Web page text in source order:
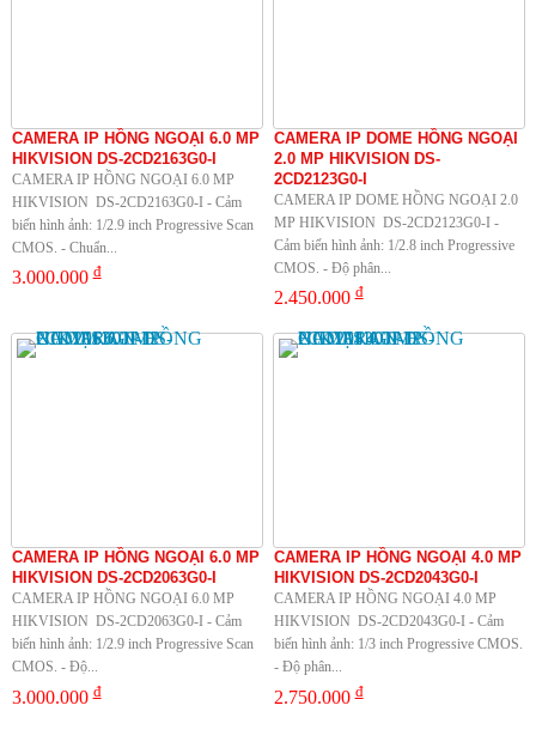
CAMERA IP HỒNG NGOẠI 6.0 MP
HIKVISION DS-2CD2163G0-I
CAMERA IP HỒNG NGOẠI 6.0 MP
HIKVISION DS-2CD2163G0-I - Cảm
biến hình ảnh: 1/2.9 inch Progressive Scan
CMOS. - Chuẩn...
3.000.000đ
CAMERA IP DOME HỒNG NGOẠI
2.0 MP HIKVISION DS-
2CD2123G0-I
CAMERA IP DOME HỒNG NGOẠI 2.0
MP HIKVISION DS-2CD2123G0-I -
Cảm biến hình ảnh: 1/2.8 inch Progressive
CMOS. - Độ phân...
2.450.000đ
CAMERA IP HỒNG NGOẠI 6.0 MP
HIKVISION DS-2CD2063G0-I
CAMERA IP HỒNG NGOẠI 6.0 MP
HIKVISION DS-2CD2063G0-I - Cảm
biến hình ảnh: 1/2.9 inch Progressive Scan
CMOS. - Độ...
3.000.000đ
CAMERA IP HỒNG NGOẠI 4.0 MP
HIKVISION DS-2CD2043G0-I
CAMERA IP HỒNG NGOẠI 4.0 MP
HIKVISION DS-2CD2043G0-I - Cảm
biến hình ảnh: 1/3 inch Progressive CMOS.
- Độ phân...
2.750.000đ